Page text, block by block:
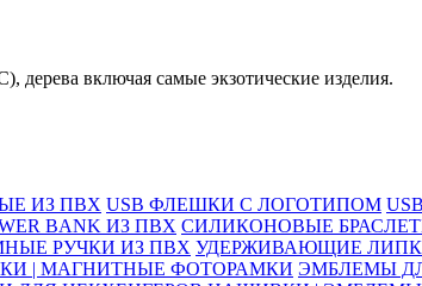
включая самые экзотические изделия.
ИЗ ПВХ USB ФЛЕШКИ С ЛОГОТИПОМ
BANK ИЗ ПВХ СИЛИКОНОВЫЕ
РУЧКИ ИЗ ПВХ УДЕРЖИВАЮЩИЕ
| МАГНИТНЫЕ ФОТОРАМКИ ЭМБЛЕМЫ